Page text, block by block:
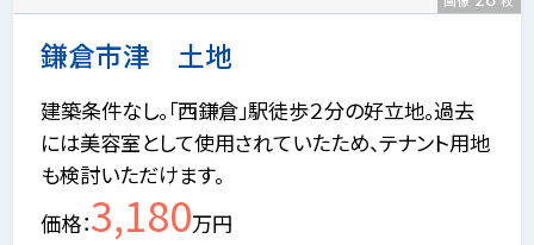
鎌倉市津 土地
建築条件なし。「西鎌倉」駅徒歩２分の好立地。過去
には美容室として使用されていたため、テナント用地
も検討いただけます。
価格 3,180万円